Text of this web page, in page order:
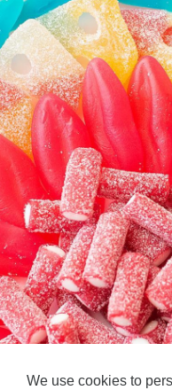
We use cookies to